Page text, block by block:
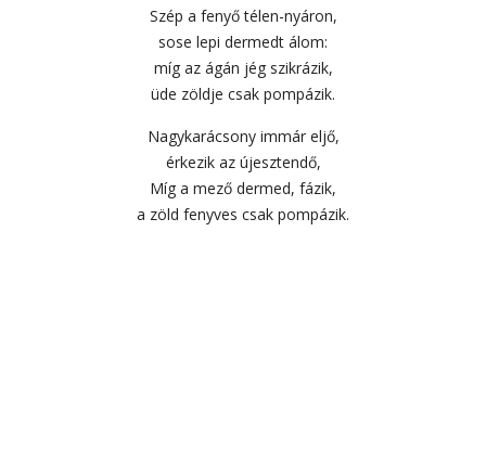
Szép a fenyő télen-nyáron,
sose lepi dermedt álom:
míg az ágán jég szikrázik,
üde zöldje csak pompázik.
Nagykarácsony immár eljő,
érkezik az újesztendő,
Míg a mező dermed, fázik,
a zöld fenyves csak pompázik.